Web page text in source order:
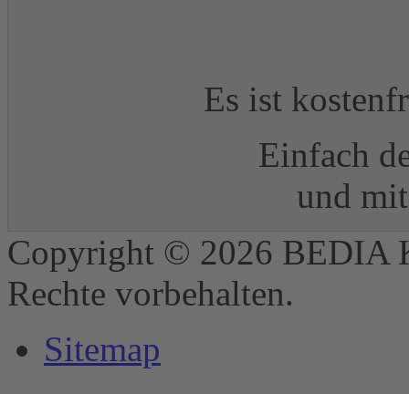
Es ist
Einfach
und
Copyright © 2026 BEDIA
Rechte vorbehalten.
Sitemap